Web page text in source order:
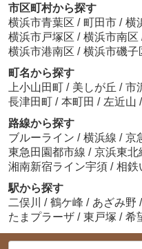
市区町村から探す
横浜市青葉区 / 町田市 / 横
横浜市戸塚区 / 横浜市南区
横浜市港南区 / 横浜市磯子
町名から探す
上小山田町 / 美しが丘 / 市
長津田町 / 本町田 / 左近山 /
路線から探す
ブルーライン / 横浜線 / 京
東急田園都市線 / 京浜東北
湘南新宿ライン宇須 / 相鉄
駅から探す
二俣川
/ 鶴ケ峰 / あざみ野 /
たまプラーザ / 東戸塚 / 希